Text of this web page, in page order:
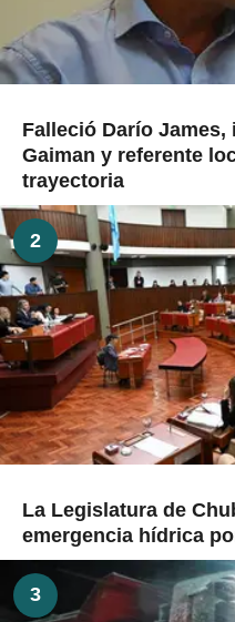
Falleció Darío James,
Gaiman y referente
trayectoria
2
La Legislatura de
emergencia hídrica
3